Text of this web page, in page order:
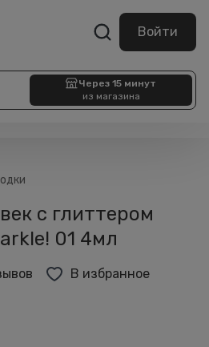
Войти
Через 15 минут
из магазина
с глиттером
01 4мл
В избранное